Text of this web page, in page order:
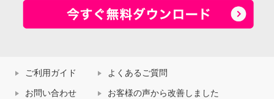
ご利用ガイド よくあるご質問
お問い合わせ お客様の声から改善しました